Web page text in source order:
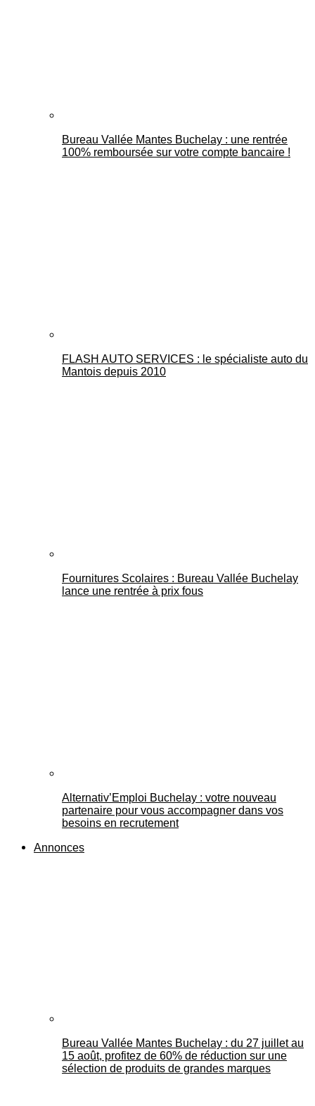
Bureau Vallée Mantes Buchelay : une rentrée
100% remboursée sur votre compte bancaire !
FLASH AUTO SERVICES : le spécialiste auto du
Mantois depuis 2010
Fournitures Scolaires : Bureau Vallée Buchelay
lance une rentrée à prix fous
Alternativ’Emploi Buchelay : votre nouveau
partenaire pour vous accompagner dans vos
besoins en recrutement
Annonces
Bureau Vallée Mantes Buchelay : du 27 juillet au
15 août, profitez de 60% de réduction sur une
sélection de produits de grandes marques